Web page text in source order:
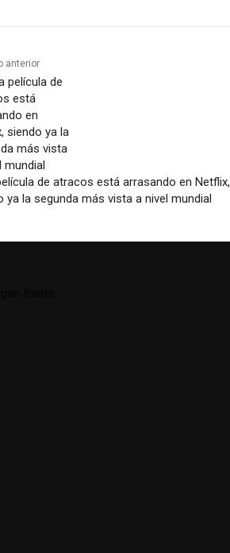
anterior
de atracos está arrasando en Netflix,
ya la segunda más vista a nivel mundial